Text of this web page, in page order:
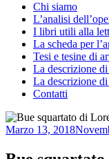
Chi siamo
L’analisi
I libri utili alla
La scheda per
Tesi e tesine di
La descrizione
La descrizione
Contatti
Pubblicato
Marzo 13, 2018